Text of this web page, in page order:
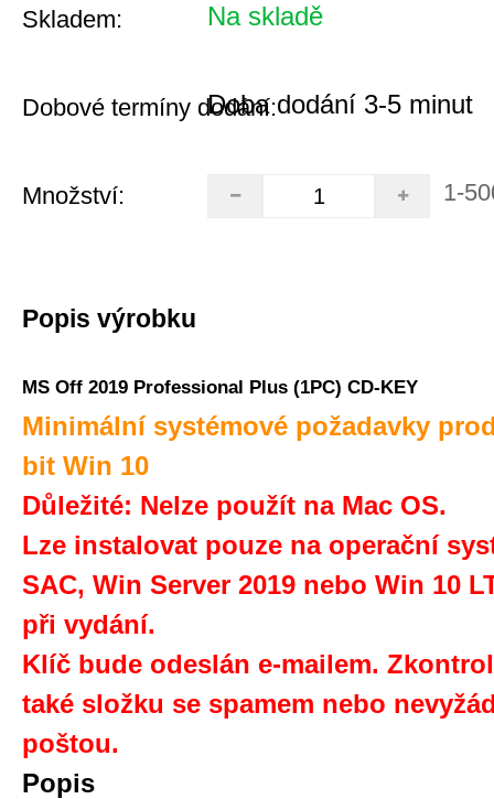
Skladem: Na skladě
Dobové termíny dodání:Doba dodání 3-5 minut
Množství: 1-
Popis výrobku
MS Off 2019 Professional Plus (1PC) CD-KEY
Minimální systémové požadavky
bit Win 10
Důležité: Nelze použít na Mac OS.
Lze instalovat pouze na operační
SAC, Win Server 2019 nebo Win 10
při vydání.
Klíč bude odeslán e-mailem.
také složku se spamem nebo
poštou.
Popis